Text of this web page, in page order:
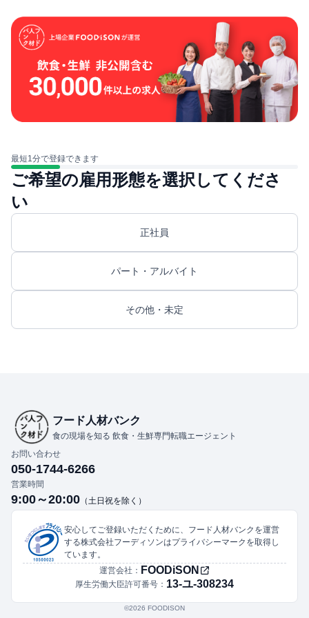
最短1分で登録できます
ご希望の雇用形態を選択してくださ
い
正社員
パート・アルバイト
その他・未定
フード人材バンク
食の現場を知る 飲食・生鮮専門転職エージェント
お問い合わせ
050-1744-6266
営業時間
9:00～20:00 （土日祝を除く）
安心してご登録いただくために、フード人材バンクを運営
する株式会社フーディソンはプライバシーマークを取得し
ています。
運営会社： FOODiSON
厚生労働大臣許可番号： 13-ユ-308234
©︎2026 FOODISON